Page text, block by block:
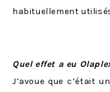
habituellement
Quel effet a eu
J’avoue que c’était